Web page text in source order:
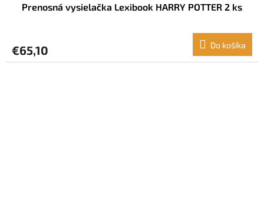
Prenosná vysielačka Lexibook HARRY POTTER 2 ks
€65,10 Do košíka